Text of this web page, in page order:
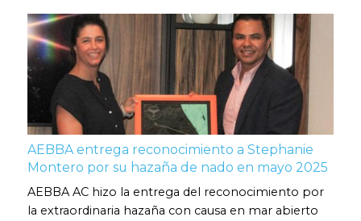
AEBBA entrega reconocimiento a Stephanie
Montero por su hazaña de nado en mayo 2025
AEBBA AC hizo la entrega del reconocimiento por
la extraordinaria hazaña con causa en mar abierto